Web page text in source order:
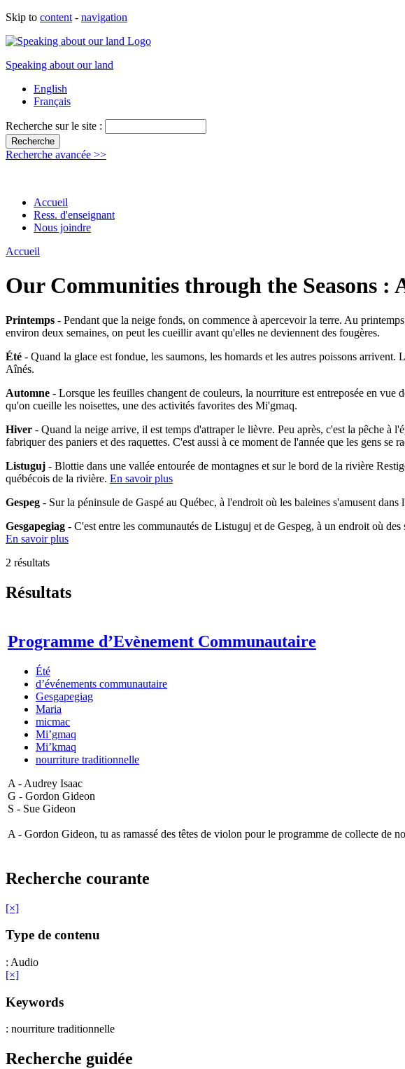
Skip to content - navigation
Speaking about our land
English
Français
Recherche sur le site :
Recherche avancée >>
Accueil
Ress. d'enseignant
Nous joindre
Accueil
Our Communities through the Seasons
Printemps - Pendant que la neige fonds, on commence à apercevoir la terre. Au
environ deux semaines, on peut les cueillir avant qu'elles ne deviennent des fougères.
Été - Quand la glace est fondue, les saumons, les homards et les autres poissons
Aînés.
Automne - Lorsque les feuilles changent de couleurs, la nourriture est entreposée en
qu'on cueille les noisettes, une des activités favorites des Mi'gmaq.
Hiver - Quand la neige arrive, il est temps d'attraper le lièvre. Peu après, c'est la pêche à
fabriquer des paniers et des raquettes. C'est aussi à ce moment de l'année que les gens se
Listuguj - Blottie dans une vallée entourée de montagnes et sur le bord de la rivière
québécois de la rivière. En savoir plus
Gespeg - Sur la péninsule de Gaspé au Québec, à l'endroit où les baleines s'amusent
Gesgapegiag - C'est entre les communautés de Listuguj et de Gespeg, à un endroit où
En savoir plus
2 résultats
Résultats
Programme d’Evènement Communautaire
Été
d’événements communautaire
Gesgapegiag
Maria
micmac
Mi’gmaq
Mi’kmaq
nourriture traditionnelle
A - Audrey Isaac
G - Gordon Gideon
S - Sue Gideon
A - Gordon Gideon, tu as ramassé des têtes de violon pour le programme de collecte de
Recherche courante
[×]
Type de contenu
: Audio
[×]
Keywords
: nourriture traditionnelle
Recherche guidée